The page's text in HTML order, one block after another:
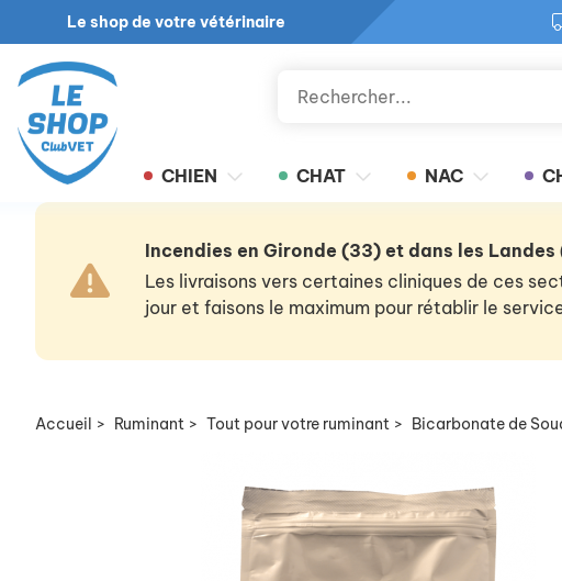
Le shop de votre vétérinaire
CHIEN CHAT NAC
Incendies en Gironde (33) et dans les
Les livraisons vers certaines cliniques de ces
jour et faisons le maximum pour rétablir le
Accueil > Ruminant > Tout pour votre ruminant > Bicarbonate de